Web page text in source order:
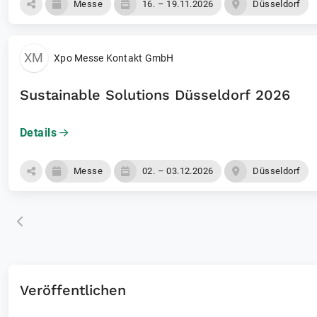
Messe 16. – 19.11.2026 Düsseldorf
XM Xpo Messe Kontakt GmbH
Sustainable Solutions Düsseldorf 2026
Details
Messe 02. – 03.12.2026 Düsseldorf
Veröffentlichen